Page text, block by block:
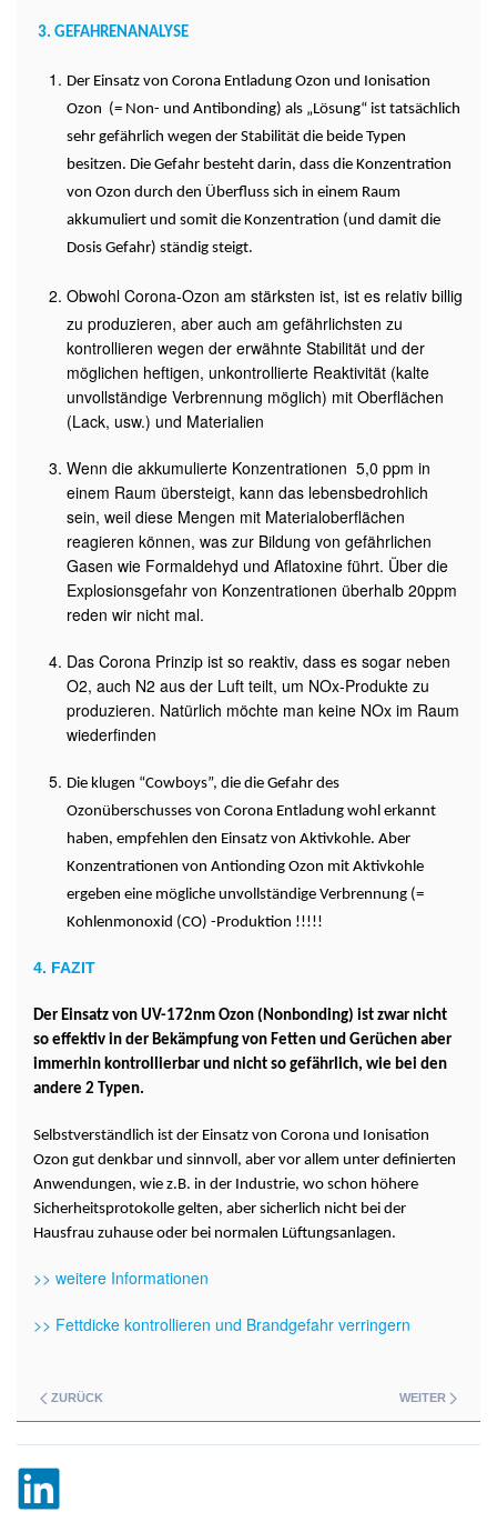
3. GEFAHRENANALYSE
Der Einsatz von Corona Entladung Ozon und Ionisation
Ozon (= Non- und Antibonding) als „Lösung“ ist tatsächlich
sehr gefährlich wegen der Stabilität die beide Typen
besitzen. Die Gefahr besteht darin, dass die Konzentration
von Ozon durch den Überfluss sich in einem Raum
akkumuliert und somit die Konzentration (und damit die
Dosis Gefahr) ständig steigt.
Obwohl Corona-Ozon am stärksten ist, ist es relativ billig
zu produzieren, aber auch am gefährlichsten zu
kontrollieren wegen der erwähnte Stabilität und der
möglichen heftigen, unkontrollierte Reaktivität (kalte
unvollständige Verbrennung möglich) mit Oberflächen
(Lack, usw.) und Materialien
Wenn die akkumulierte Konzentrationen 5,0 ppm in
einem Raum übersteigt, kann das lebensbedrohlich
sein, weil diese Mengen mit Materialoberflächen
reagieren können, was zur Bildung von gefährlichen
Gasen wie Formaldehyd und Aflatoxine führt. Über die
Explosionsgefahr von Konzentrationen überhalb 20ppm
reden wir nicht mal.
Das Corona Prinzip ist so reaktiv, dass es sogar neben
O2, auch N2 aus der Luft teilt, um NOx-Produkte zu
produzieren. Natürlich möchte man keine NOx im Raum
wiederfinden
Die klugen “Cowboys”, die die Gefahr des
Ozonüberschusses von Corona Entladung wohl erkannt
haben, empfehlen den Einsatz von Aktivkohle. Aber
Konzentrationen von Antionding Ozon mit Aktivkohle
ergeben eine mögliche unvollständige Verbrennung (=
Kohlenmonoxid (CO) -Produktion !!!!!
4. FAZIT
Der Einsatz von UV-172nm Ozon (Nonbonding) ist zwar nicht
so effektiv in der Bekämpfung von Fetten und Gerüchen aber
immerhin kontrollierbar und nicht so gefährlich, wie bei den
andere 2 Typen.
Selbstverständlich ist der Einsatz von Corona und Ionisation
Ozon gut denkbar und sinnvoll, aber vor allem unter definierten
Anwendungen, wie z.B. in der Industrie, wo schon höhere
Sicherheitsprotokolle gelten, aber sicherlich nicht bei der
Hausfrau zuhause oder bei normalen Lüftungsanlagen.
>> weitere Informationen
>> Fettdicke kontrollieren und Brandgefahr verringern
ZURÜCK WEITER